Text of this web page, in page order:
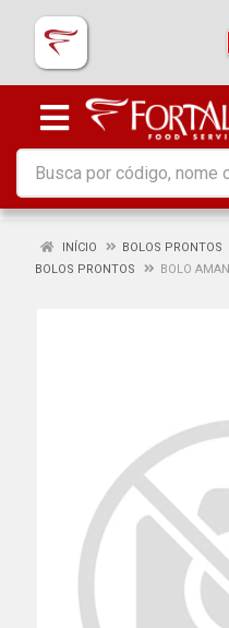
INÍCIO
BOLOS PRONTOS
BOLOS PRONTOS
BOLO